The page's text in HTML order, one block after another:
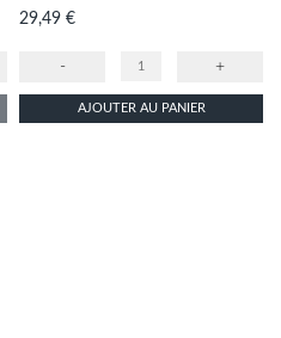
Prix
29,49 €
- +
AJOUTER AU PANIER